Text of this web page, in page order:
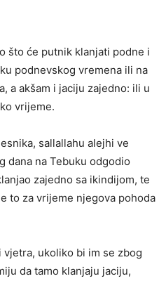
što će putnik klanjati podne i
podnevskog vremena ili na
a akšam i jaciju zajedno: ili u
vrijeme.
sallallahu alejhi ve
dana na Tebuku odgodio
zajedno sa ikindijom, te
to za vrijeme njegova pohoda
vjetra, ukoliko bi im se zbog
da tamo klanjaju jaciju,